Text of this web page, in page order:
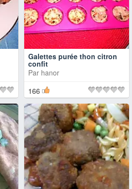
Galettes purée thon citron
confit
Par hanor
166